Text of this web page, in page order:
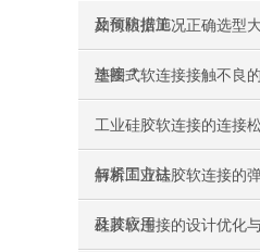
及预防措施
如何根据工况正确选型
连接？
垫圈式软连接接触不良
工业硅胶软连接的连接
与紧固方法
解析工业硅胶软连接的
及其应用
硅胶软连接的设计优化